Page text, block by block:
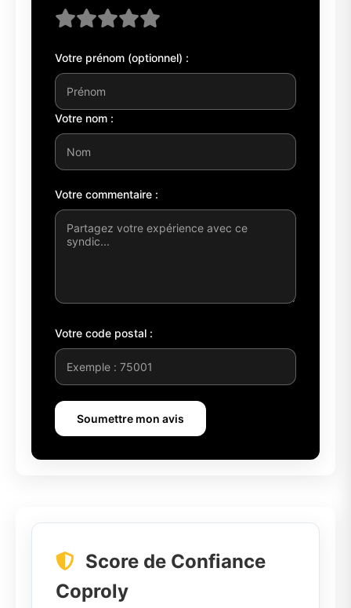
Votre prénom (optionnel) :
Votre nom :
Votre commentaire :
Votre code postal :
Soumettre mon avis
Score de Confiance
Coproly